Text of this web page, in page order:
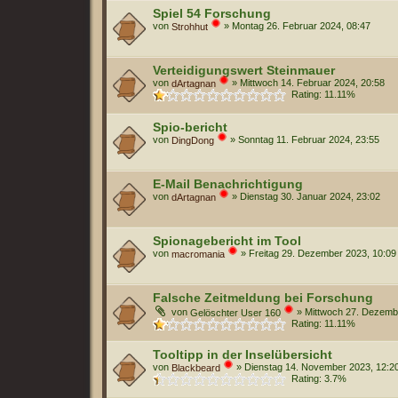
Spiel 54 Forschung
von Strohhut » Montag 26. Februar 2024, 08:47
Verteidigungswert Steinmauer
von dArtagnan » Mittwoch 14. Februar 2024, 20:58
Rating: 11.11%
Spio-bericht
von DingDong » Sonntag 11. Februar 2024, 23:55
E-Mail Benachrichtigung
von dArtagnan » Dienstag 30. Januar 2024, 23:02
Spionagebericht im Tool
von macromania » Freitag 29. Dezember 2023, 10:09
Falsche Zeitmeldung bei Forschung
von Gelöschter User 160 » Mittwoch 27.
Rating: 11.11%
Tooltipp in der Inselübersicht
von Blackbeard » Dienstag 14. November 2023,
Rating: 3.7%